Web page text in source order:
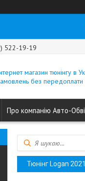
522-19-19
магазин тюнінгу в
без передоплати
Про компанію Авто-
Тюнінг Logan 2021-